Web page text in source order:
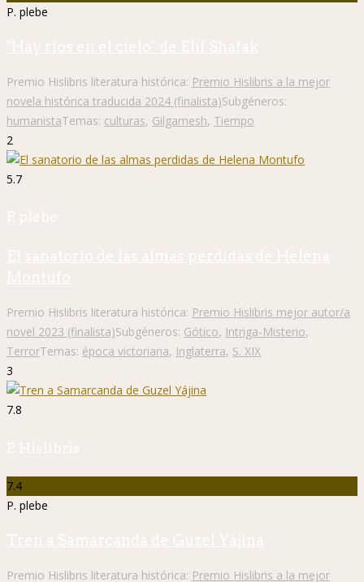
P. plebe
"Hay ríos en el cielo" de Elif Shafak
Premio Hislibris literatura histórica: Premio Hislibris a la mejor
novela histórica traducida 2024 (finalista)Subgéneros:
humanistaTemas: culturas, Gilgamesh, Tiempo
2
5.7
P. plebe
El sanatorio de las almas perdidas de Helena
Montufo
Premio Hislibris literatura histórica: Premio Hislibris mejor autor/a
novel 2023 (finalista)Subgéneros: Gótico, Intriga-Misterio,
TerrorTemas: época victoriana, Inglaterra, S. XIX
3
7.8
P. Hislibris
7.4
P. plebe
Tren a Samarcanda de Guzel Yájina
Premio Hislibris literatura histórica: Premio Hislibris a la mejor